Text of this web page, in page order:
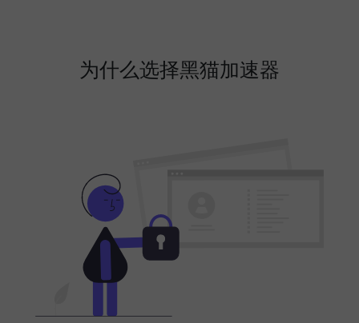
为什么选择黑猫加速器